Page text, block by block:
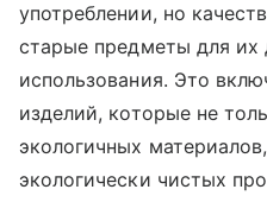
употреблении, но
старые предметы для их
использования. Это
изделий, которые не
экологичных
экологически чистых